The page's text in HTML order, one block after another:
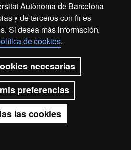
Autònoma de Barcelona
y de terceros con fines
Si desea más información,
de cookies.
necesarias
preferencias
las cookies
Tienes dudas?